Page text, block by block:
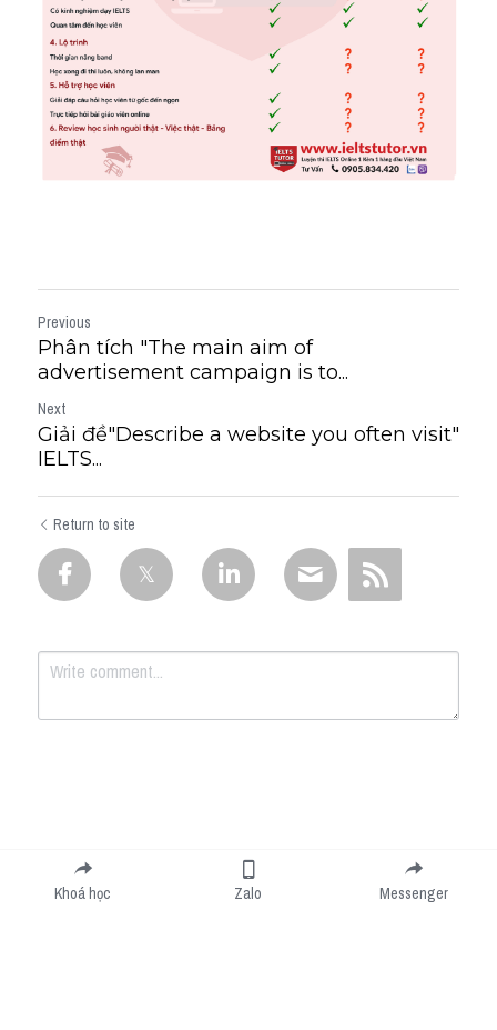
Previous
Phân tích "The main aim of
advertisement campaign is to...
Next
Giải đề"Describe a website you often visit"
IELTS...
Return to site
Submit
Khoá học Zalo Messenger